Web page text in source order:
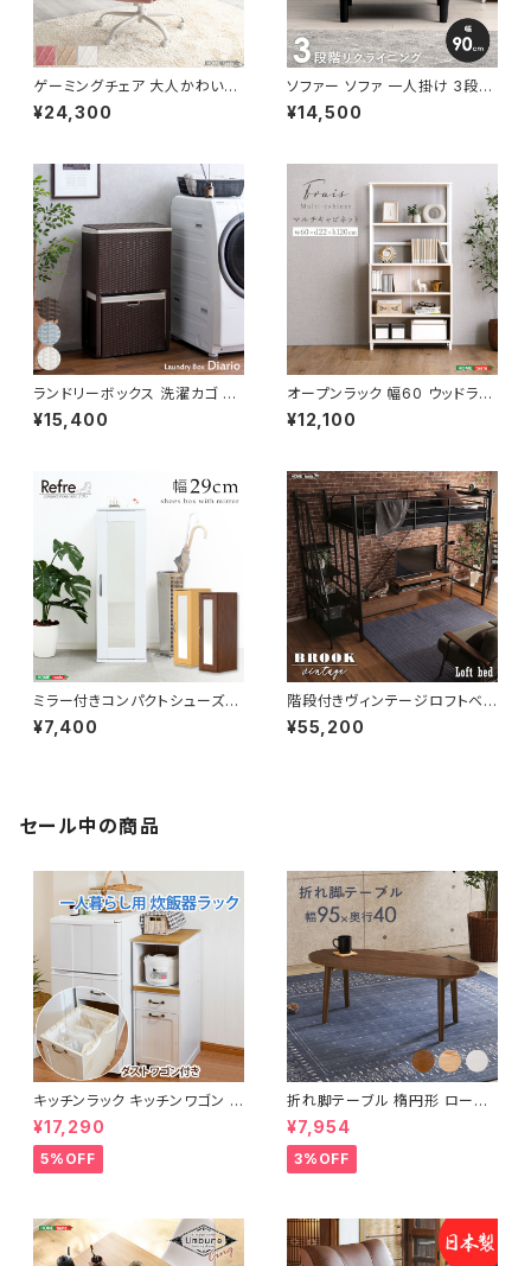
ゲーミングチェア 大人かわいい
チェア エレガントチェア ワーク
チェア オフィスチェア イス チェ
¥24,300
ソファー ソファ 一人掛け 3段階
リクライニング ローソファー 一
人暮らし 新生活 幅90
¥14,500
ランドリーボックス 洗濯カゴ 幅
50 奥行25 高さ80 完成品 新
生活 一人暮らし ランドリー収納
¥15,400
オープンラック 幅60 ウッドラッ
ク ラック シェルフ 収納棚 マル
チキャビネット ディスプレイラッ
¥12,100
ミラー付きコンパクトシューズラ
ック 幅29 シューズボックス シ
ューズラック 下駄箱 靴箱 玄関
¥7,400
階段付きヴィンテージロフトベッ
ド シングルベッド パイプベッド
ロフトベッド bed ロフト ハシゴ
¥55,200
セール中の商品
キッチンラック キッチンワゴン キ
ャスター付き 収納ラック 一人暮
らし スリムキッチンラック 幅30
cm 完成品
¥17,290
5%OFF
折れ脚テーブル 楕円形 ローテ
ーブル センターテーブル リビン
グテーブル 天然木 幅95 3色展
開
¥7,954
3%OFF